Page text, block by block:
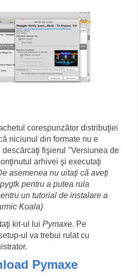
corespunzător distribuţiei
niciunul din formate nu e
descărcaţi fişierul "Versiunea de
arhivei şi executaţi
asemenea nu uitaţi că aveţi
pygtkpentru a putea rula
un tutorial de instalare a
Koala)
kit-ul lui Pymaxe. Pe
ul va trebui rulat cu
Pymaxe